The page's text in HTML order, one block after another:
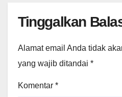
Tinggalkan
Alamat email Anda tidak
yang wajib ditandai *
Komentar *